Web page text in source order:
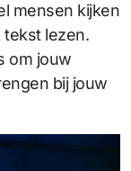
mensen kijken
tekst lezen.
om jouw
bij jouw